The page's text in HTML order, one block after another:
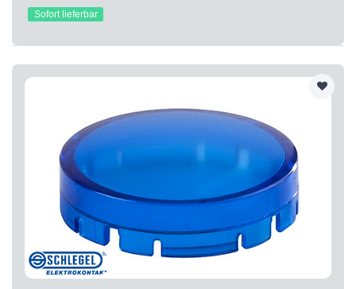
Sofort lieferbar